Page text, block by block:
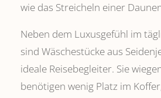
wie das Streicheln einer
Neben dem Luxusgefühl im
sind Wäschestücke aus
ideale Reisebegleiter. Sie
benötigen wenig Platz im